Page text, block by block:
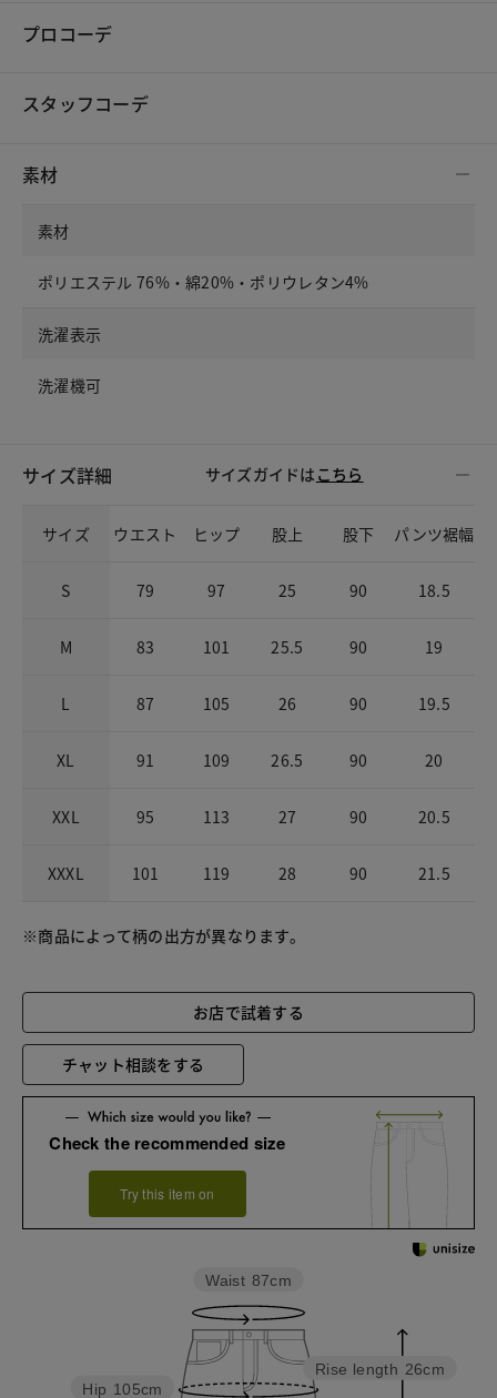
プロコーデ
スタッフコーデ
素材
素材
ポリエステル 76%・綿20%・ポリウレタン4%
洗濯表示
洗濯機可
サイズ詳細 サイズガイドは こちら
サイズ ウエスト ヒップ 股上 股下 パンツ裾幅
S 79 97 25 90 18.5
M 83 101 25.5 90 19
L 87 105 26 90 19.5
XL 91 109 26.5 90 20
XXL 95 113 27 90 20.5
XXXL 101 119 28 90 21.5
※商品によって柄の出方が異なります。
お店で試着する
チャット相談をする
Check the recommended size
Try this item on
Rise length 26cm
Hip 105cm
Waist 87cm